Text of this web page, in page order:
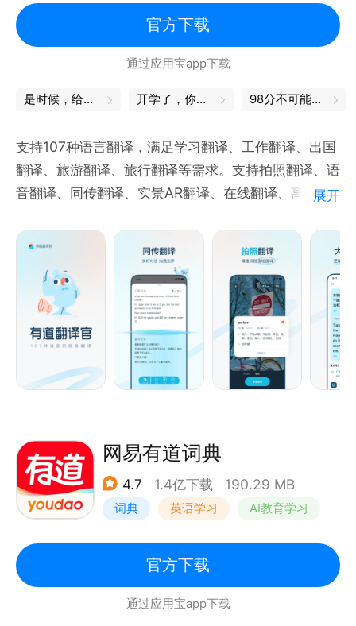
官方下载
通过应用宝app下载
是时候，给自己充充电了 开学了，你的书皮买好了吗 98分不可能的，我都是100分
支持107种语言翻译，满足学习翻译、工作翻译、出国
翻译、旅游翻译、旅行翻译等需求。支持拍照翻译、语
音翻译、同传翻译、实景AR翻译、在线翻译、离线翻
网络翻译引擎技术YNMT，相比传统的机器翻译，翻译
准确率显著提升，翻译更准确。学英语用网易有道词
典，翻译就用有道翻译官。
【翻译功能】
翻译语种：支持英语、日语、韩语、法语、俄语、西班
牙语等107种语言翻译，覆盖186个国家，英语翻译、
出国翻译、旅行翻译、旅游购物都不用担心。
法语、西班牙语、葡萄牙语、越南语等。
AR翻译：实景AR翻译，无需拍照，摄像头扫描即可实
时翻译。
同传翻译：流式语音识别，随说随译。
一拍即译，无需手动输入便可快速翻译英语、日语等多
种语言，满足出国翻译、旅行翻译、旅游购物翻译、英
语学习翻译等需求。
展开
网易有道词典
4.7 1.4亿下载 190.29 MB
词典 英语学习 AI教育学习
官方下载
通过应用宝app下载